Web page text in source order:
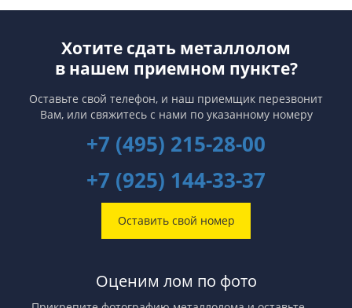
Хотите сдать металлолом
в нашем приемном пункте?
Оставьте свой телефон, и наш приемщик перезвонит
Вам, или свяжитесь с нами по указанному номеру
+7 (495) 215-28-00
+7 (925) 144-33-37
Оставить свой номер
Оценим лом по фото